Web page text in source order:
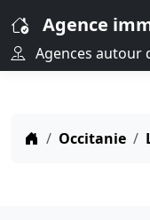
Agence
Agences autour
Occitanie